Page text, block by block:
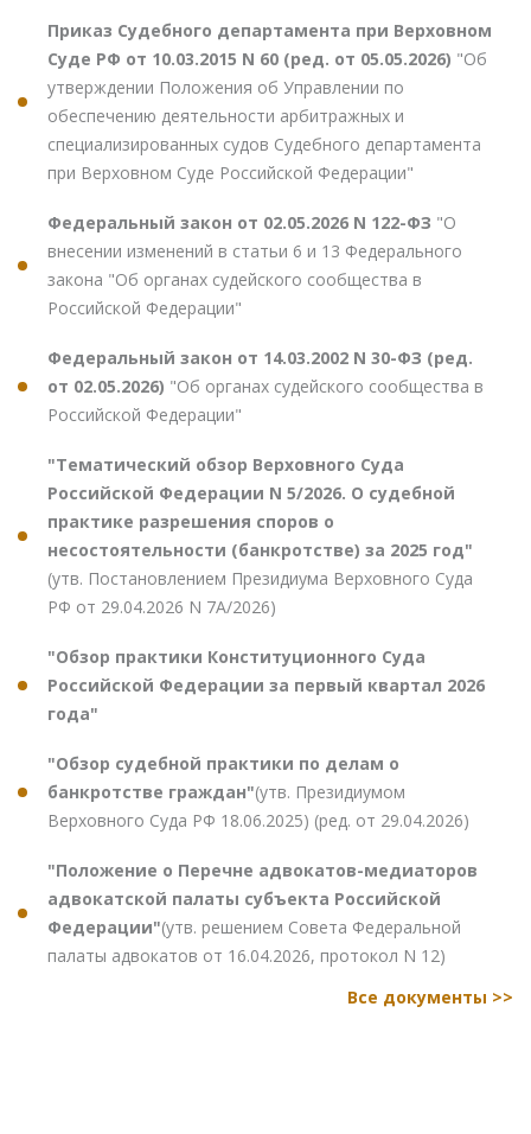
Приказ Судебного департамента при Верховном
Суде РФ от 10.03.2015 N 60 (ред. от 05.05.2026) "Об
утверждении Положения об Управлении по
обеспечению деятельности арбитражных и
специализированных судов Судебного департамента
при Верховном Суде Российской Федерации"
Федеральный закон от 02.05.2026 N 122-ФЗ "О
внесении изменений в статьи 6 и 13 Федерального
закона "Об органах судейского сообщества в
Российской Федерации"
Федеральный закон от 14.03.2002 N 30-ФЗ (ред.
от 02.05.2026) "Об органах судейского сообщества в
Российской Федерации"
"Тематический обзор Верховного Суда
Российской Федерации N 5/2026. О судебной
практике разрешения споров о
несостоятельности (банкротстве) за 2025 год"
(утв. Постановлением Президиума Верховного Суда
РФ от 29.04.2026 N 7А/2026)
"Обзор практики Конституционного Суда
Российской Федерации за первый квартал 2026
года"
"Обзор судебной практики по делам о
банкротстве граждан"(утв. Президиумом
Верховного Суда РФ 18.06.2025) (ред. от 29.04.2026)
"Положение о Перечне адвокатов-медиаторов
адвокатской палаты субъекта Российской
Федерации"(утв. решением Совета Федеральной
палаты адвокатов от 16.04.2026, протокол N 12)
Все документы >>